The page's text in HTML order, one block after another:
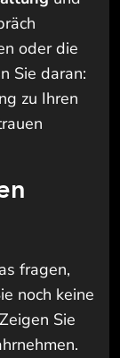
oder die
Sie daran:
zu Ihren
fragen,
noch keine
Sie